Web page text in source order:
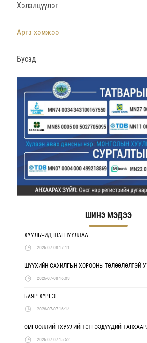
Хэлэлцүүлэг
Арга хэмжээ
Бусад
ШИНЭ МЭДЭЭ
ХУУЛЬЧИД ШАГНУУЛЛАА
2026-07-08 17:11
ШҮҮХИЙН САХИЛГЫН ХОРООНЫ ТӨЛӨӨЛӨЛТЭЙ
2026-07-08 16:03
БАЯР ХҮРГЭЕ
2026-07-07 16:14
ӨМГӨӨЛЛИЙН ХУУЛИЙН ЭТГЭЭДҮҮДИЙН
2026-07-07 15:52